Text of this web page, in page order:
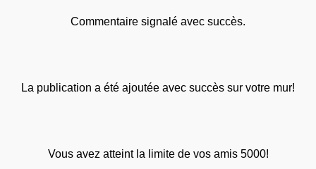
Commentaire signalé avec succès.
La publication a été ajoutée avec succès sur votre mur!
Vous avez atteint la limite de vos amis 5000!